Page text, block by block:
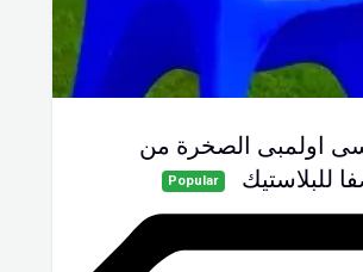
اولمبى الصخرة من
للبلاستيك
Popular